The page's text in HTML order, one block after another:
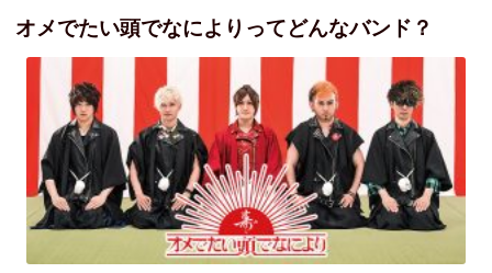
オメでたい頭でなによりってどんなバンド？